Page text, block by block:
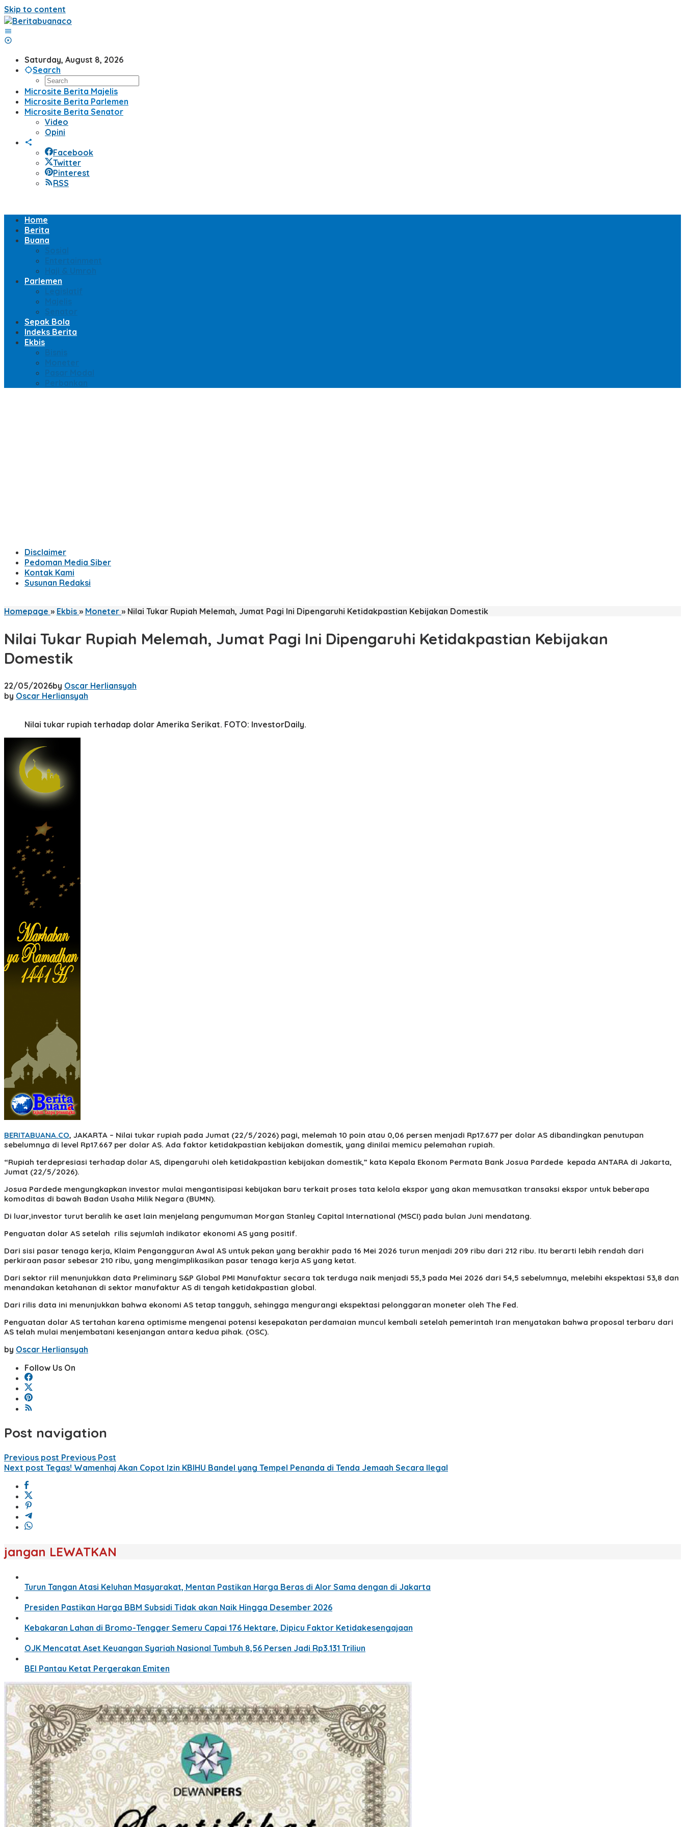
Skip to content
Saturday, August 8, 2026
Search
Microsite Berita Majelis
Microsite Berita Parlemen
Microsite Berita Senator
Video
Opini
Facebook
Twitter
Pinterest
RSS
Home
Berita
Buana
Sosial
Entertainment
Haji & Umroh
Parlemen
Legislatif
Majelis
Senator
Sepak Bola
Indeks Berita
Ekbis
Bisnis
Moneter
Pasar Modal
Perbankan
Disclaimer
Pedoman Media Siber
Kontak Kami
Susunan Redaksi
Homepage » Ekbis » Moneter » Nilai Tukar Rupiah Melemah, Jumat Pagi Ini Dipengaruhi Ketidakpastian Kebijakan Domestik
Nilai Tukar Rupiah Melemah, Jumat Pagi Ini Dipengaruhi Ketidakpastian Kebijakan
Domestik
22/05/2026by Oscar Herliansyah
by Oscar Herliansyah
Nilai tukar rupiah terhadap dolar Amerika Serikat. FOTO: InvestorDaily.
BERITABUANA.CO, JAKARTA – Nilai tukar rupiah pada Jumat (22/5/2026) pagi, melemah 10 poin atau 0,06 persen menjadi Rp17.677 per dolar AS dibandingkan penutupan
sebelumnya di level Rp17.667 per dolar AS. Ada faktor ketidakpastian kebijakan domestik, yang dinilai memicu pelemahan rupiah.
“Rupiah terdepresiasi terhadap dolar AS, dipengaruhi oleh ketidakpastian kebijakan domestik,” kata Kepala Ekonom Permata Bank Josua Pardede kepada ANTARA di Jakarta,
Jumat (22/5/2026).
Josua Pardede mengungkapkan investor mulai mengantisipasi kebijakan baru terkait proses tata kelola ekspor yang akan memusatkan transaksi ekspor untuk beberapa
komoditas di bawah Badan Usaha Milik Negara (BUMN).
Di luar,investor turut beralih ke aset lain menjelang pengumuman Morgan Stanley Capital International (MSCI) pada bulan Juni mendatang.
Penguatan dolar AS setelah rilis sejumlah indikator ekonomi AS yang positif.
Dari sisi pasar tenaga kerja, Klaim Pengangguran Awal AS untuk pekan yang berakhir pada 16 Mei 2026 turun menjadi 209 ribu dari 212 ribu. Itu berarti lebih rendah dari
perkiraan pasar sebesar 210 ribu, yang mengimplikasikan pasar tenaga kerja AS yang ketat.
Dari sektor riil menunjukkan data Preliminary S&P Global PMI Manufaktur secara tak terduga naik menjadi 55,3 pada Mei 2026 dari 54,5 sebelumnya, melebihi ekspektasi 53,8 dan
menandakan ketahanan di sektor manufaktur AS di tengah ketidakpastian global.
Dari rilis data ini menunjukkan bahwa ekonomi AS tetap tangguh, sehingga mengurangi ekspektasi pelonggaran moneter oleh The Fed.
Penguatan dolar AS tertahan karena optimisme mengenai potensi kesepakatan perdamaian muncul kembali setelah pemerintah Iran menyatakan bahwa proposal terbaru dari
AS telah mulai menjembatani kesenjangan antara kedua pihak. (OSC).
by Oscar Herliansyah
Follow Us On
Post navigation
Previous post Previous Post
Next post Tegas! Wamenhaj Akan Copot Izin KBIHU Bandel yang Tempel Penanda di Tenda Jemaah Secara Ilegal
jangan LEWATKAN
Turun Tangan Atasi Keluhan Masyarakat, Mentan Pastikan Harga Beras di Alor Sama dengan di Jakarta
Presiden Pastikan Harga BBM Subsidi Tidak akan Naik Hingga Desember 2026
Kebakaran Lahan di Bromo-Tengger Semeru Capai 176 Hektare, Dipicu Faktor Ketidakesengajaan
OJK Mencatat Aset Keuangan Syariah Nasional Tumbuh 8,56 Persen Jadi Rp3.131 Triliun
BEI Pantau Ketat Pergerakan Emiten